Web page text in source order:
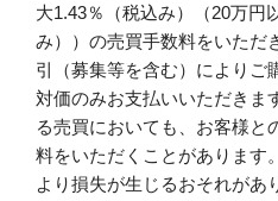
大1.43％（税込み）（20万円
み））の売買手数料をいただ
引（募集等を含む）によりご
対価のみお支払いいただきま
る売買においても、お客様と
料をいただくことがあります
より損失が生じるおそれがあ